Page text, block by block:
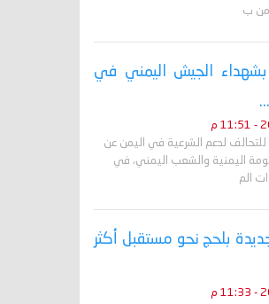
من ب
بشهداء الجيش اليمني في
للتحالف لدعم الشرعية في اليمن عن
اليمنية والشعب اليمني، في
الم
بلحج نحو مستقبل أكثر